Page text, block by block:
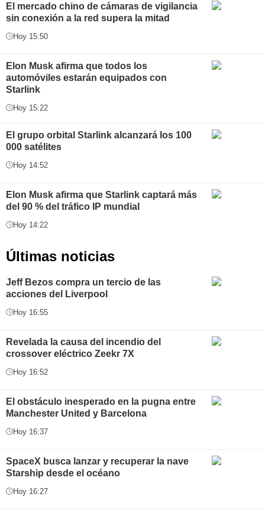
El mercado chino de cámaras de vigilancia
sin conexión a la red supera la mitad
Hoy 15:50
Elon Musk afirma que todos los
automóviles estarán equipados con
Starlink
Hoy 15:22
El grupo orbital Starlink alcanzará los 100
000 satélites
Hoy 14:52
Elon Musk afirma que Starlink captará más
del 90 % del tráfico IP mundial
Hoy 14:22
Últimas noticias
Jeff Bezos compra un tercio de las
acciones del Liverpool
Hoy 16:55
Revelada la causa del incendio del
crossover eléctrico Zeekr 7X
Hoy 16:52
El obstáculo inesperado en la pugna entre
Manchester United y Barcelona
Hoy 16:37
SpaceX busca lanzar y recuperar la nave
Starship desde el océano
Hoy 16:27